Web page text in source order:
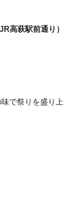
高萩駅前通り）
で祭りを盛り上